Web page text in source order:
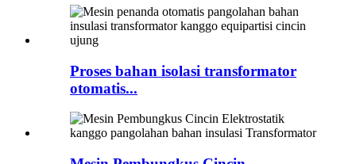
Proses bahan isolasi transformator
otomatis...